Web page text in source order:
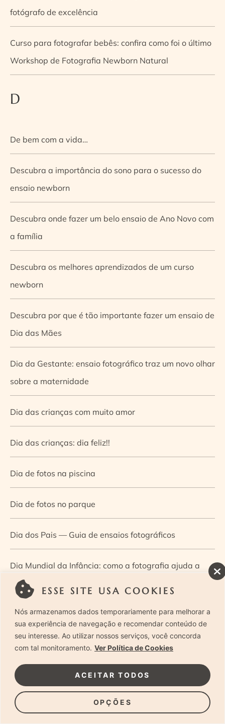
ESSE SITE USA COOKIES
Nós armazenamos dados temporariamente para melhorar a
sua experiência de navegação e recomendar conteúdo de
seu interesse. Ao utilizar nossos serviços, você concorda
com tal monitoramento. Ver Política de Cookies
OPÇÕES
ACEITAR TODOS
fotógrafo de excelência
Curso para fotografar bebês: confira como foi o último
Workshop de Fotografia Newborn Natural
D
De bem com a vida…
Descubra a importância do sono para o sucesso do
ensaio newborn
Descubra onde fazer um belo ensaio de Ano Novo com
a família
Descubra os melhores aprendizados de um curso
newborn
Descubra por que é tão importante fazer um ensaio de
Dia das Mães
Dia da Gestante: ensaio fotográfico traz um novo olhar
sobre a maternidade
Dia das crianças com muito amor
Dia das crianças: dia feliz!!
Dia de fotos na piscina
Dia de fotos no parque
Dia dos Pais — Guia de ensaios fotográficos
Dia Mundial da Infância: como a fotografia ajuda a
construir a memória e a identidade da criança
Diário de uma grávida e sua pequena
Dica de especialista: como otimizar o fluxo de trabalho
no ensaio newborn?
Dica de especialista: qual o melhor guia de poses para
fotografia newborn?